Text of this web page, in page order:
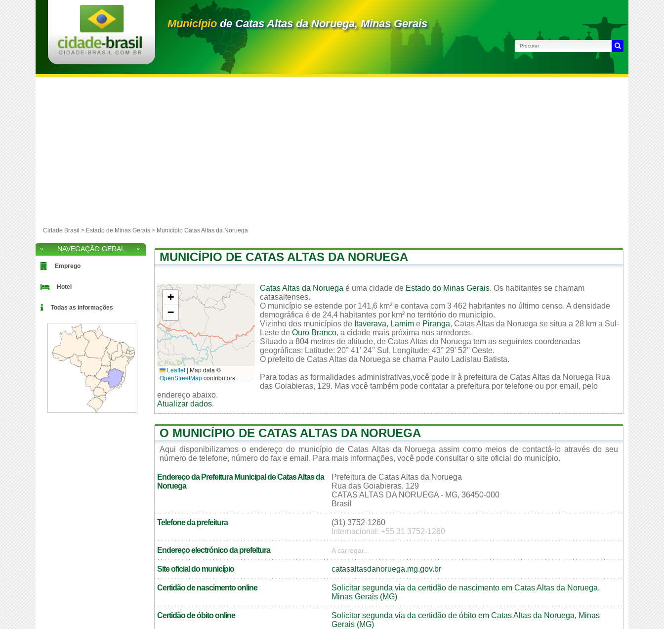
Municípiode Catas Altas da Noruega, Minas Gerais
Cidade Brasil > Estado de Minas Gerais > Município Catas Altas da Noruega
MUNICÍPIO DE CATAS ALTAS DA NORUEGA
+
−
Leaflet | Map data ©
OpenStreetMapcontributors
Catas Altas da Noruega é uma cidade de Estado do Minas Gerais. Os habitantes se chamam
catasaltenses.
O município se estende por 141,6 km² e contava com 3 462 habitantes no último censo. A densidade
demográfica é de 24,4 habitantes por km² no território do município.
Vizinho dos municípios de Itaverava, Lamim e Piranga, Catas Altas da Noruega se situa a 28 km a Sul-
Leste de Ouro Branco, a cidade mais próxima nos arredores.
Situado a 804 metros de altitude, de Catas Altas da Noruega tem as seguintes coordenadas
geográficas: Latitude: 20° 41' 24'' Sul, Longitude: 43° 29' 52'' Oeste.
O prefeito de Catas Altas da Noruega se chama Paulo Ladislau Batista.
Para todas as formalidades administrativas,você pode ir à prefeitura de Catas Altas da Noruega Rua
das Goiabieras, 129. Mas você também pode contatar a prefeitura por telefone ou por email, pelo
endereço abaixo.
Atualizar dados.
O MUNICÍPIO DE CATAS ALTAS DA NORUEGA
Aqui disponibilizamos o endereço do município de Catas Altas da Noruega assim como meios de contactá-lo através do seu
número de telefone, número do fax e email. Para mais informações, você pode consultar o site oficial do município.
Endereço da Prefeitura Municipal de Catas Altas da
Noruega
Prefeitura de Catas Altas da Noruega
Rua das Goiabieras, 129
CATAS ALTAS DA NORUEGA - MG, 36450-000
Brasil
Telefone da prefeitura
(31) 3752-1260
Internacional: +55 31 3752-1260
Endereço electrónico da prefeitura A carregar...
Site oficial do município catasaltasdanoruega.mg.gov.br
Certidão de nascimento online
Solicitar segunda via da certidão de nascimento em Catas Altas da Noruega,
Minas Gerais (MG)
Certidão de óbito online
Solicitar segunda via da certidão de óbito em Catas Altas da Noruega, Minas
Gerais (MG)
NAVEGAÇÃO GERAL
Emprego
Hotel
Todas as informações